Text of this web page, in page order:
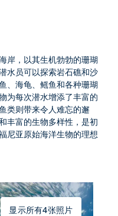
岸，以其生机勃勃的珊瑚
水员可以探索岩石礁和沙
、海龟、鳐鱼和各种珊瑚
为每次潜水增添了丰富的
类则带来令人难忘的邂
丰富的生物多样性，是初
尼亚原始海洋生物的理想
显示所有4张照片